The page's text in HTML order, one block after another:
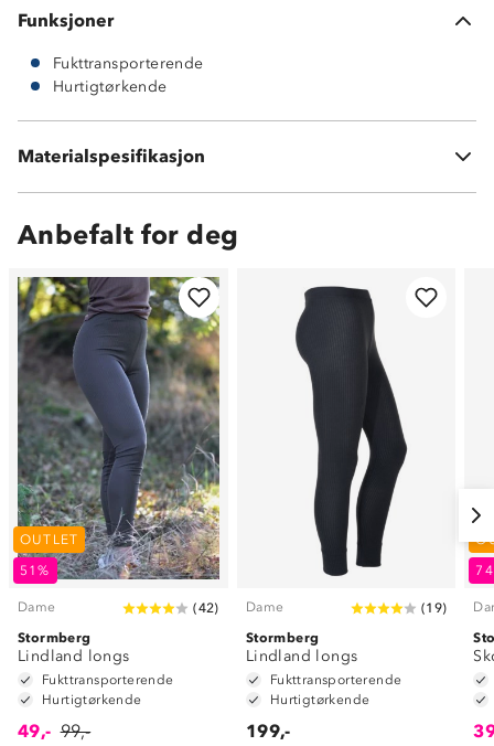
Funksjoner
Fukttransporterende
Hurtigtørkende
Materialspesifikasjon
100 % resirkulert polyester
Anbefalt for deg
OUTLET
51%
Dame (42)
Stormberg
Lindland longs
Fukttransporterende
Hurtigtørkende
49,- 99,-
Dame (19)
Stormberg
Lindland longs
Fukttransporterende
Hurtigtørkende
199,-